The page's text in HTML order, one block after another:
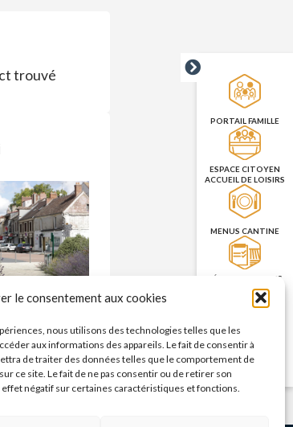
le consentement aux cookies
nous utilisons des technologies telles que les
aux informations des appareils. Le fait de consentir à
de traiter des données telles que le comportement de
ce site. Le fait de ne pas consentir ou de retirer son
négatif sur certaines caractéristiques et fonctions.
PORTAIL FAMILLE
ESPACE CITOYEN
ACCUEIL DE LOISIRS
MENUS CANTINE
RÉSERVATION DES
SALLES
PRISE DE RENDEZ-
CNI/PASSEPORT
trouvé
– enseignes